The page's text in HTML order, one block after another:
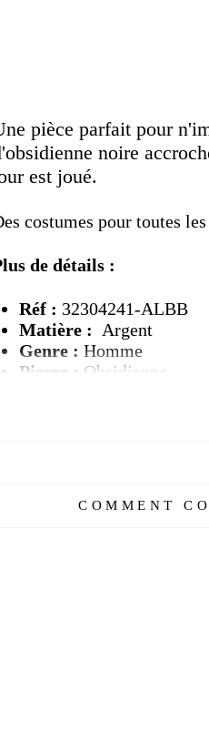
pièce parfait pour
noire
est joué.
costumes pour toutes
de détails :
Réf : 32304241-ALBB
Matière :
Argent
Genre : Homme
Pierre : Obsidienne
COMMENT